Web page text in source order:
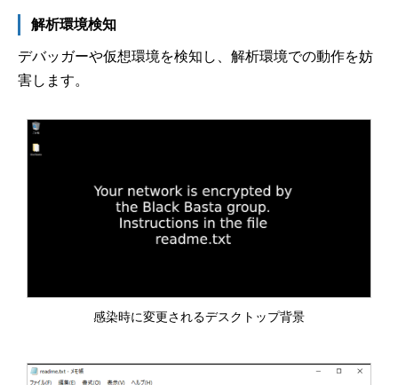
解析環境検知
デバッガーや仮想環境を検知し、解析環境での動作を妨
害します。
感染時に変更されるデスクトップ背景